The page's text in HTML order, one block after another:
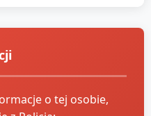
o tej osobie,